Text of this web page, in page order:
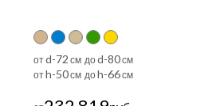
отd-72 см доd-80см
отh-50см доh-66см